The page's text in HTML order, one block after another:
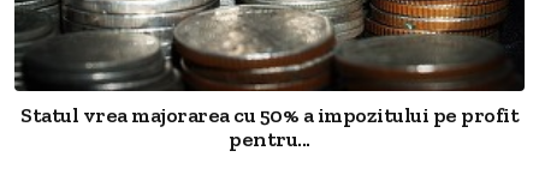
Statul vrea majorarea cu 50% a impozitului pe profit
pentru...